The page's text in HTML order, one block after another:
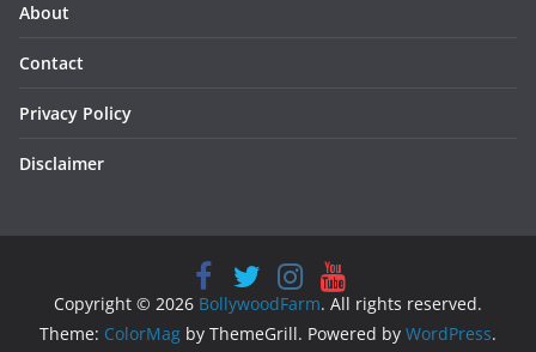
About
Contact
Privacy Policy
Disclaimer
Copyright © 2026 BollywoodFarm. All rights reserved.
Theme: ColorMag by ThemeGrill. Powered by WordPress.